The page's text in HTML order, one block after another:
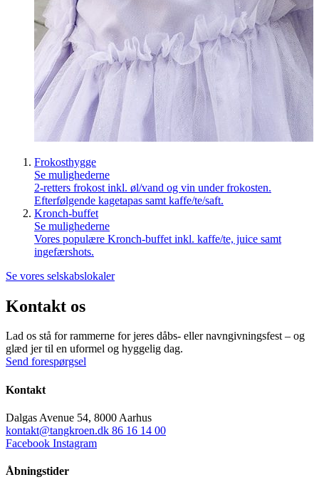
Frokosthygge
Se mulighederne
2-retters frokost inkl. øl/vand og vin under frokosten.
Efterfølgende kagetapas samt kaffe/te/saft.
Kronch-buffet
Se mulighederne
Vores populære Kronch-buffet inkl. kaffe/te, juice samt
ingefærshots.
Se vores selskabslokaler
Kontakt os
Lad os stå for rammerne for jeres dåbs- eller navngivningsfest – og
glæd jer til en uformel og hyggelig dag.
Send forespørgsel
Kontakt
Dalgas Avenue 54, 8000 Aarhus
kontakt@tangkroen.dk 86 16 14 00
Facebook Instagram
Åbningstider